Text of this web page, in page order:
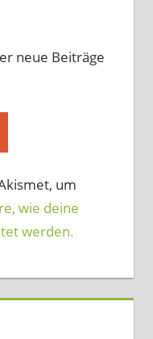
neue Beiträge
um
wie deine
werden.